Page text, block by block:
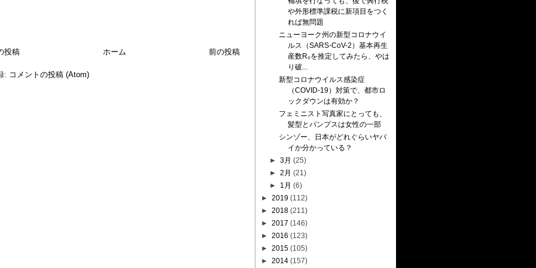
投稿 ホーム 前の投稿
: コメントの投稿 (Atom)
や外形標準課税に新項目をつく
れば無問題
ニューヨーク州の新型コロナウイ
ルス（SARS-CoV-2）基本再生
産数R₀を推定してみたら、やは
り破...
新型コロナウイルス感染症
（COVID-19）対策で、都市ロ
ックダウンは有効か？
フェミニスト写真家にとっても、
髪型とパンプスは女性の一部
シンゾー、日本がどれぐらいヤバ
イか分かっている？
►3月 (25)
►2月 (21)
► 1月 (6)
► 2019 (112)
► 2018 (211)
► 2017 (146)
► 2016 (123)
► 2015 (105)
► 2014 (157)